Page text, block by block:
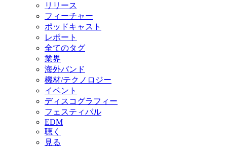
リリース
フィーチャー
ポッドキャスト
レポート
全てのタグ
業界
海外バンド
機材/テクノロジー
イベント
ディスコグラフィー
フェスティバル
EDM
聴く
見る